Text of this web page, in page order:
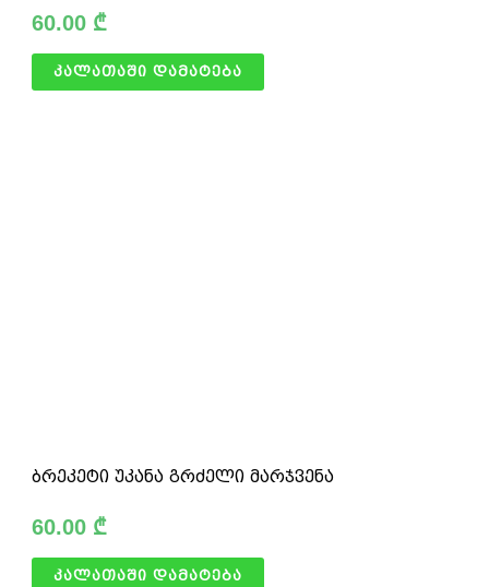
60.00 ₾
კალათაში დამატება
ბრეკეტი უკანა გრძელი მარჯვენა
60.00 ₾
კალათაში დამატება